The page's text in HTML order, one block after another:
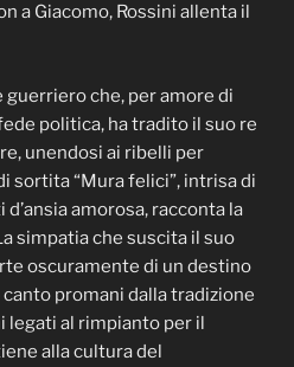
a Giacomo, Rossini allenta il
guerriero che, per amore di
politica, ha tradito il suo re
unendosi ai ribelli per
sortita “Mura felici”, intrisa di
amorosa, racconta la
simpatia che suscita il suo
oscuramente di un destino
promani dalla tradizione
legati al rimpianto per il
alla cultura del